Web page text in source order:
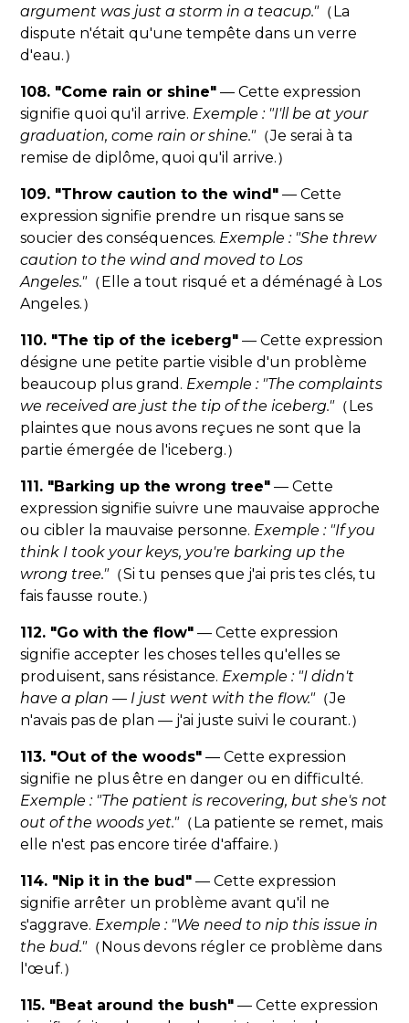
argument was just a storm in a teacup."（La
dispute n'était qu'une tempête dans un verre
d'eau.）
108. "Come rain or shine" — Cette expression
signifie quoi qu'il arrive. Exemple : "I'll be at your
graduation, come rain or shine."（Je serai à ta
remise de diplôme, quoi qu'il arrive.）
109. "Throw caution to the wind" — Cette
expression signifie prendre un risque sans se
soucier des conséquences. Exemple : "She threw
caution to the wind and moved to Los
Angeles."（Elle a tout risqué et a déménagé à Los
Angeles.）
110. "The tip of the iceberg" — Cette expression
désigne une petite partie visible d'un problème
beaucoup plus grand. Exemple : "The complaints
we received are just the tip of the iceberg."（Les
plaintes que nous avons reçues ne sont que la
partie émergée de l'iceberg.）
111. "Barking up the wrong tree" — Cette
expression signifie suivre une mauvaise approche
ou cibler la mauvaise personne. Exemple : "If you
think I took your keys, you're barking up the
wrong tree."（Si tu penses que j'ai pris tes clés, tu
fais fausse route.）
112. "Go with the flow" — Cette expression
signifie accepter les choses telles qu'elles se
produisent, sans résistance. Exemple : "I didn't
have a plan — I just went with the flow."（Je
n'avais pas de plan — j'ai juste suivi le courant.）
113. "Out of the woods" — Cette expression
signifie ne plus être en danger ou en difficulté.
Exemple : "The patient is recovering, but she's not
out of the woods yet."（La patiente se remet, mais
elle n'est pas encore tirée d'affaire.）
114. "Nip it in the bud" — Cette expression
signifie arrêter un problème avant qu'il ne
s'aggrave. Exemple : "We need to nip this issue in
the bud."（Nous devons régler ce problème dans
l'œuf.）
115. "Beat around the bush" — Cette expression